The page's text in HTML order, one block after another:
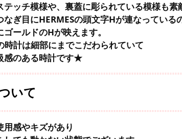
テッチ模様や、裏蓋に彫られている模様も素
なぎ目にHERMESの頭文字Hが連なっている
ゴールドのHが映えます。
時計は細部にまでこだわられていて
感のある時計です★
いて
用感やキズがあり